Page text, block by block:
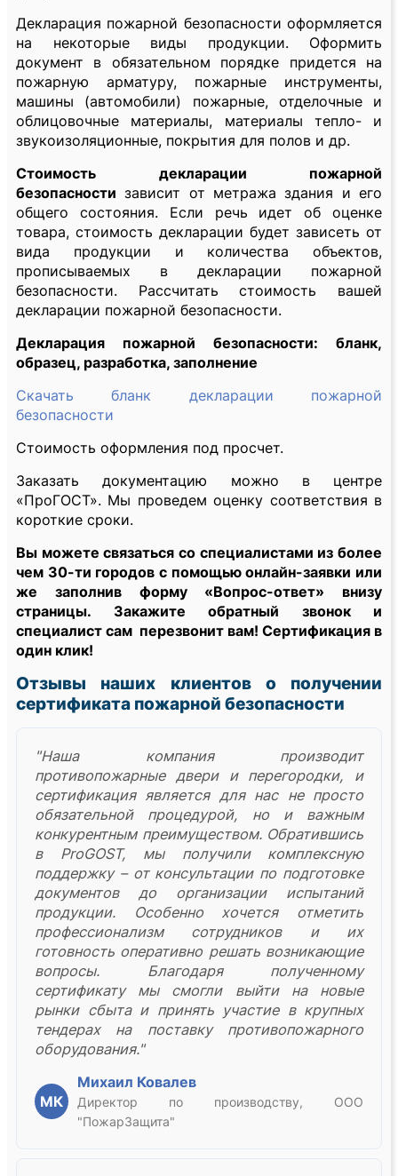
Декларация пожарной безопасности оформляется
на некоторые виды продукции. Оформить
документ в обязательном порядке придется на
пожарную арматуру, пожарные инструменты,
машины (автомобили) пожарные, отделочные и
облицовочные материалы, материалы тепло- и
звукоизоляционные, покрытия для полов и др.
Стоимость декларации пожарной
безопасности зависит от метража здания и его
общего состояния. Если речь идет об оценке
товара, стоимость декларации будет зависеть от
вида продукции и количества объектов,
прописываемых в декларации пожарной
безопасности. Рассчитать стоимость вашей
декларации пожарной безопасности.
Декларация пожарной безопасности: бланк,
образец, разработка, заполнение
Скачать бланк декларации пожарной
безопасности
Стоимость оформления под просчет.
Заказать документацию можно в центре
«ПроГОСТ». Мы проведем оценку соответствия в
короткие сроки.
Вы можете связаться со специалистами из более
чем 30-ти городов с помощью онлайн-заявки или
же заполнив форму «Вопрос-ответ» внизу
страницы. Закажите обратный звонок и
специалист сам перезвонит вам! Сертификация в
один клик!
Отзывы наших клиентов о получении
сертификата пожарной безопасности
"Наша компания производит
противопожарные двери и перегородки, и
сертификация является для нас не просто
обязательной процедурой, но и важным
конкурентным преимуществом. Обратившись
в ProGOST, мы получили комплексную
поддержку – от консультации по подготовке
документов до организации испытаний
продукции. Особенно хочется отметить
профессионализм сотрудников и их
готовность оперативно решать возникающие
вопросы. Благодаря полученному
сертификату мы смогли выйти на новые
рынки сбыта и принять участие в крупных
тендерах на поставку противопожарного
оборудования."
МК
Михаил Ковалев
Директор по производству, ООО
"ПожарЗащита"